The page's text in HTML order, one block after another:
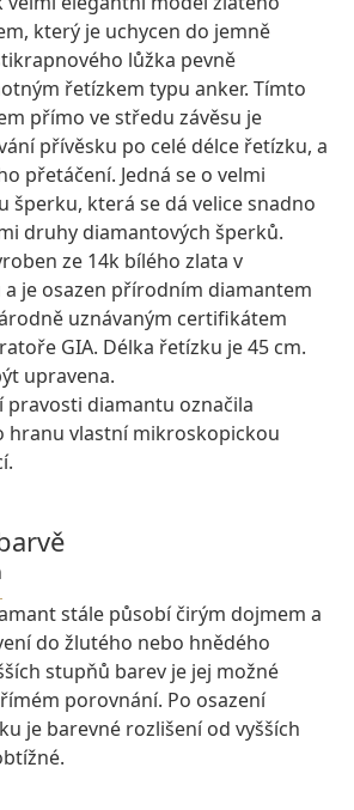
který je uchycen do jemně
lůžka pevně
řetízkem typu anker. Tímto
přímo ve středu závěsu je
přívěsku po celé délce řetízku, a
přetáčení. Jedná se o velmi
šperku, která se dá velice snadno
druhy diamantových šperků.
ze 14k bílého zlata v
je osazen přírodním diamantem
uznávaným certifikátem
GIA. Délka řetízku je 45 cm.
upravena.
pravosti diamantu označila
hranu vlastní mikroskopickou
stále působí čirým dojmem a
do žlutého nebo hnědého
stupňů barev je jej možné
porovnání. Po osazení
je barevné rozlišení od vyšších